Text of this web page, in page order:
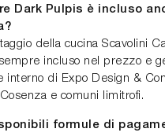
Dark Pulpis è incluso
della cucina Scavolini
incluso nel prezzo e
interno di Expo Design &
e comuni limitrofi.
formule di